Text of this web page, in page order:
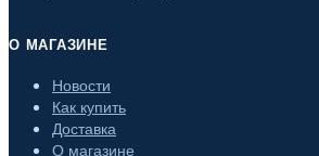
О МАГАЗИНЕ
Новости
Как купить
Доставка
О магазине